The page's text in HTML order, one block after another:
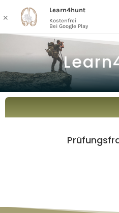
✕
Learn4hunt
Kostenfrei
Bei Google Play